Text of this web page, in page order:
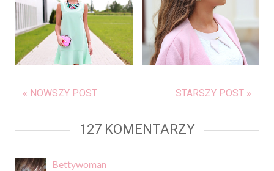
« NOWSZY POST STARSZY POST »
127 KOMENTARZY
Bettywoman